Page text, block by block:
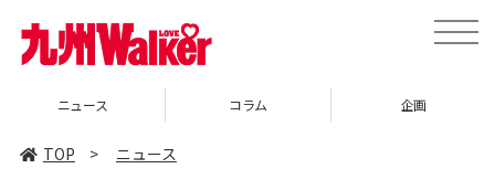
toggle
コラム 企画 イベント
TOP > ニュース